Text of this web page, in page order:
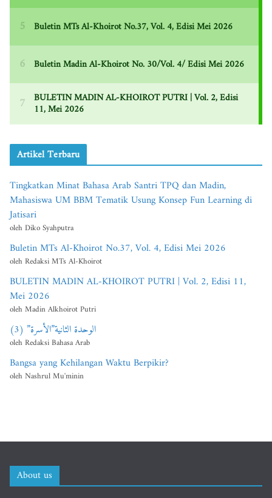
Artikel Terbaru
Tingkatkan Minat Bahasa Arab Santri TPQ dan Madin,
Mahasiswa UM BBM Tematik Usung Konsep Fun Learning di
Jatisari
oleh Diko Syahputra
Buletin MTs Al-Khoirot No.37, Vol. 4, Edisi Mei 2026
oleh Redaksi MTs Al-Khoirot
BULETIN MADIN AL-KHOIROT PUTRI | Vol. 2, Edisi 11,
Mei 2026
oleh Madin Alkhoirot Putri
الوحدة الثانية”الأسرة” (3)
oleh Redaksi Bahasa Arab
Bangsa yang Kehilangan Waktu Berpikir?
oleh Nashrul Mu'minin
About us